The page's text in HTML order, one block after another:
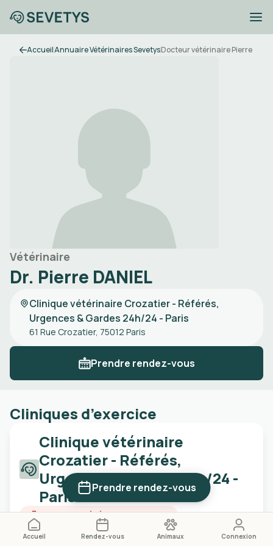
Prendre rendez-vous
Accueil Rendez-vous Animaux Connexion
AccueilAnnuaire Vétérinaires SevetysDocteur vétérinaire Pierre
Vétérinaire
Dr. Pierre DANIEL
Clinique vétérinaire Crozatier - Référés,
Urgences & Gardes 24h/24 - Paris
61 Rue Crozatier, 75012 Paris
Prendre rendez-vous
Cliniques d’exercice
Clinique vétérinaire
Crozatier - Référés,
Urgences & Gardes 24h/24 -
Paris
Urgences vétérinaires 24h/24
Clinique de référés